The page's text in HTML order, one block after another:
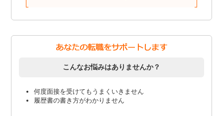
こんなお悩みはありませんか？
何度面接を受けてもうまくいきません
履歴書の書き方がわかりません